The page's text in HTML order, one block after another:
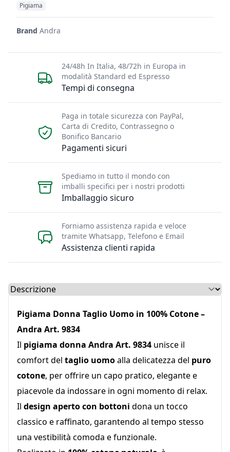
Pigiama
Brand Andra
Tempi di consegna
24/48h In Italia, 48/72h in Europa in
modalità Standard ed Espresso
Pagamenti sicuri
Paga in totale sicurezza con PayPal,
Carta di Credito, Contrassegno o
Bonifico Bancario
Imballaggio sicuro
Spediamo in tutto il mondo con
imballi specifici per i nostri prodotti
Assistenza clienti rapida
Forniamo assistenza rapida e veloce
tramite Whatsapp, Telefono e Email
Select a tab
Pigiama Donna Taglio Uomo in 100% Cotone –
Andra Art. 9834
Il pigiama donna Andra Art. 9834 unisce il
comfort del taglio uomoalla delicatezza del puro
cotone, per offrire un capo pratico, elegante e
piacevole da indossare in ogni momento di relax.
Il design aperto con bottoni dona un tocco
classico e raffinato, garantendo al tempo stesso
una vestibilità comoda e funzionale.